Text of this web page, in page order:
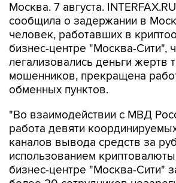
Москва. 7 августа.
сообщила о задержании в
человек, работавших в
бизнес-центре "Москва-Сити",
легализовались деньги жертв
мошенников, прекращена
обменных пунктов.
"Во взаимодействии с МВД
работа девяти
каналов вывода средств за
использованием
бизнес-центре "Москва-Сити"